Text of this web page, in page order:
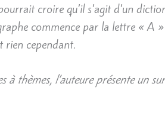
croire qu’il s’agit d’un
commence par la lettre « A
rien cependant.
à thèmes, l’auteure présente un